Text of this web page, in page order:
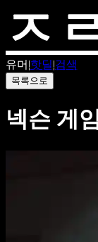
유머 |핫딜|검색
목록으로
넥슨 게